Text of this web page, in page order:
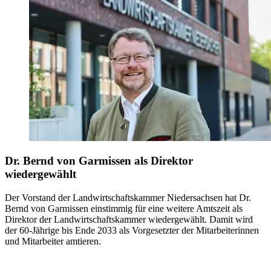
Dr. Bernd von Garmissen als Direktor
wiedergewählt
Der Vorstand der Landwirtschaftskammer Niedersachsen hat Dr.
Bernd von Garmissen einstimmig für eine weitere Amtszeit als
Direktor der Landwirtschaftskammer wiedergewählt. Damit wird
der 60-Jährige bis Ende 2033 als Vorgesetzter der Mitarbeiterinnen
und Mitarbeiter amtieren.